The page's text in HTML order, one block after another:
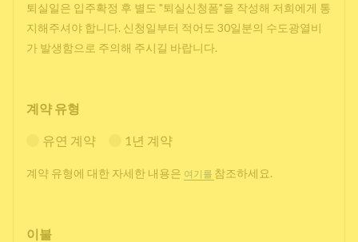
퇴실일은 입주확정 후 별도 "퇴실신청폼"을 작성해 저희에게 통
지해주셔야 합니다. 신청일부터 적어도 30일분의 수도광열비
가 발생함으로 주의해 주시길 바랍니다.
계약 유형
유연 계약 1년 계약
계약 유형에 대한 자세한 내용은 여기를 참조하세요.
이불